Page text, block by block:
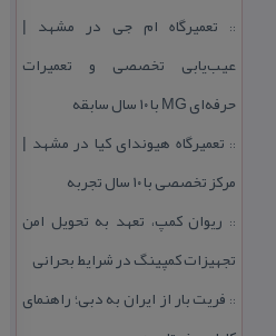
:: تعمیرگاه ام جی در مشهد |
عیب‌یابی تخصصی و تعمیرات
حرفه‌ای MG با ۱۰ سال سابقه
:: تعمیرگاه هیوندای كیا در مشهد |
مركز تخصصی با ۱۰ سال تجربه
:: ریوان كمپ، تعهد به تحویل امن
تجهیزات كمپینگ در شرایط بحرانی
:: فریت بار از ایران به دبی؛ راهنمای